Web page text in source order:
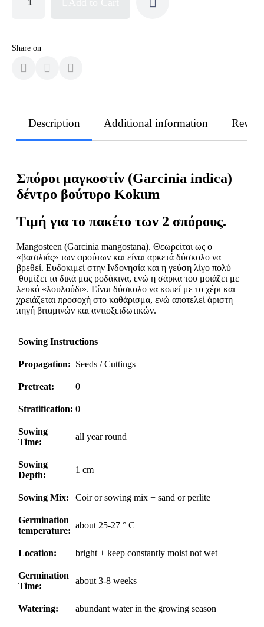
Share on
Description Additional information
Σπόροι µαγκοστίν (Garcinia indica)
δέντρο βούτυρο Kokum
Τιμή για το πακέτο των 2 σπόρους.
Mangosteen (Garcinia mangostana). Θεωρείται ως ο
«βασιλιάς» των φρούτων και είναι αρκετά δύσκολο να
βρεθεί. Ευδοκιμεί στην Ινδονησία και η γεύση λίγο πολύ
θυμίζει τα δικά μας ροδάκινα, ενώ η σάρκα του μοιάζει με
λευκό «λουλούδι». Είναι δύσκολο να κοπεί με το χέρι και
χρειάζεται προσοχή στο καθάρισμα, ενώ αποτελεί άριστη
πηγή βιταμινών και αντιοξειδωτικών.
Sowing Instructions
Propagation: Seeds / Cuttings
Pretreat: 0
Stratification: 0
Sowing
Time:
all year round
Sowing
Depth:
1 cm
Sowing Mix: Coir or sowing mix + sand or perlite
Germination
temperature:
about 25-27 ° C
Location: bright + keep constantly moist not wet
Germination
Time:
about 3-8 weeks
Watering: abundant water in the growing season